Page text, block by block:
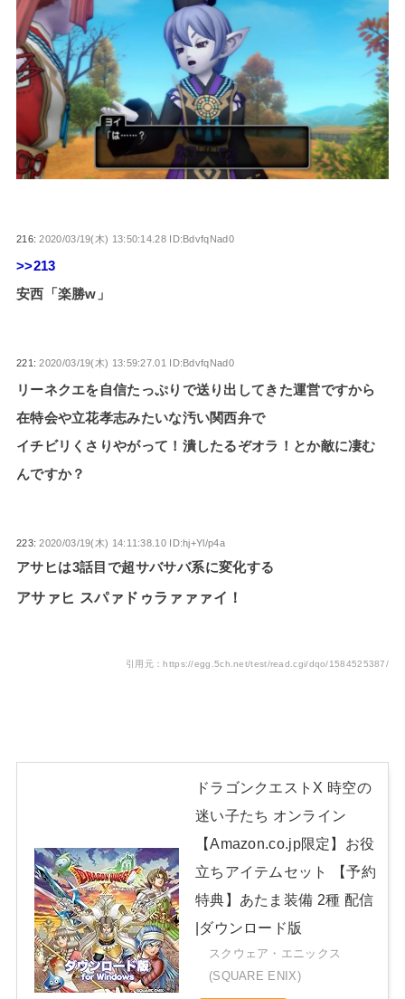
216:2020/03/19(木) 13:50:14.28 ID:BdvfqNad0
>>213
安西「楽勝w」
221:2020/03/19(木) 13:59:27.01 ID:BdvfqNad0
リーネクエを自信たっぷりで送り出してきた運営ですから
在特会や立花孝志みたいな汚い関西弁で
イチビリくさりやがって！潰したるぞオラ！とか敵に凄む
んですか？
223:2020/03/19(木) 14:11:38.10 ID:hj+Yl/p4a
アサヒは3話目で超サバサバ系に変化する
アサァヒ スパァドゥラァァァイ！
引用元：https://egg.5ch.net/test/read.cgi/dqo/1584525387/
ドラゴンクエストX 時空の
迷い子たち オンライン
【Amazon.co.jp限定】お役
立ちアイテムセット 【予約
特典】あたま装備 2種 配信
|ダウンロード版
スクウェア・エニックス
(SQUARE ENIX)